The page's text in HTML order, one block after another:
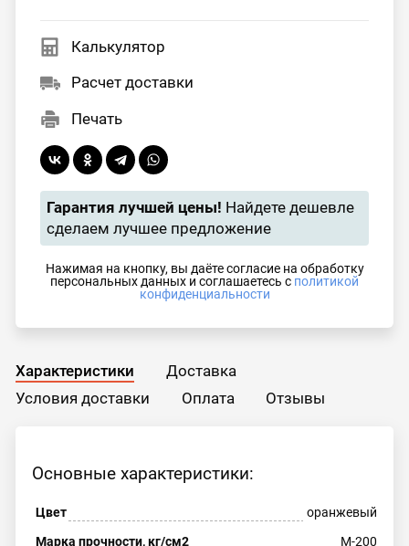
Калькулятор
Расчет доставки
Печать
Гарантия лучшей цены! Найдете дешевле
сделаем лучшее предложение
Нажимая на кнопку, вы даёте согласие на обработку
персональных данных и соглашаетесь с политикой
конфиденциальности
Характеристики
Доставка
Условия доставки
Оплата Отзывы
Основные характеристики:
Цвет
оранжевый
Марка прочности, кг/см2
М-200